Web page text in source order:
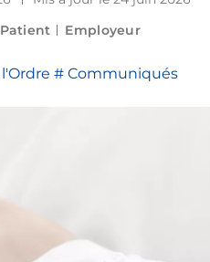
Les bulletins de l'Ordre
Patient Employeur
Communiqués